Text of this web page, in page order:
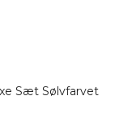
Sæt Sølvfarvet